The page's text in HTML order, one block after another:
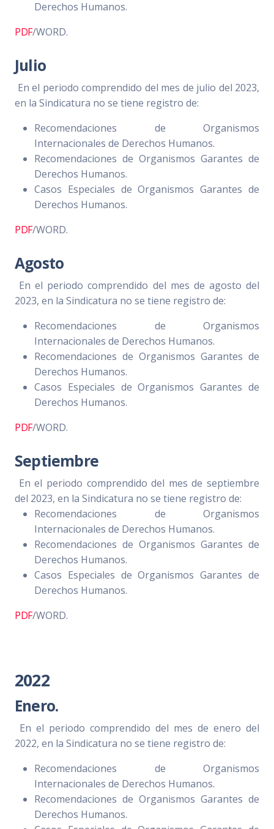
Derechos Humanos.
PDF/WORD.
Julio
En el periodo comprendido del mes de julio del 2023,
en la Sindicatura no se tiene registro de:
Recomendaciones de Organismos
Internacionales de Derechos Humanos.
Recomendaciones de Organismos Garantes de
Derechos Humanos.
Casos Especiales de Organismos Garantes de
Derechos Humanos.
PDF/WORD.
Agosto
En el periodo comprendido del mes de agosto del
2023, en la Sindicatura no se tiene registro de:
Recomendaciones de Organismos
Internacionales de Derechos Humanos.
Recomendaciones de Organismos Garantes de
Derechos Humanos.
Casos Especiales de Organismos Garantes de
Derechos Humanos.
PDF/WORD.
Septiembre
En el periodo comprendido del mes de septiembre
del 2023, en la Sindicatura no se tiene registro de:
Recomendaciones de Organismos
Internacionales de Derechos Humanos.
Recomendaciones de Organismos Garantes de
Derechos Humanos.
Casos Especiales de Organismos Garantes de
Derechos Humanos.
PDF/WORD.
2022
Enero.
En el periodo comprendido del mes de enero del
2022, en la Sindicatura no se tiene registro de:
Recomendaciones de Organismos
Internacionales de Derechos Humanos.
Recomendaciones de Organismos Garantes de
Derechos Humanos.